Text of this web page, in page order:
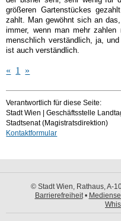
größeren Gartenstückes
zahlt. Man gewöhnt sich an
immer, wenn man mehr
menschlich verständlich, ja,
ist auch verständlich.
« 1 »
Verantwortlich für diese Seite:
Stadt Wien | Geschäftsstelle
Stadtsenat (Magistratsdirektion)
Kontaktformular
© Stadt Wien, Rathaus, A-
Barrierefreiheit•